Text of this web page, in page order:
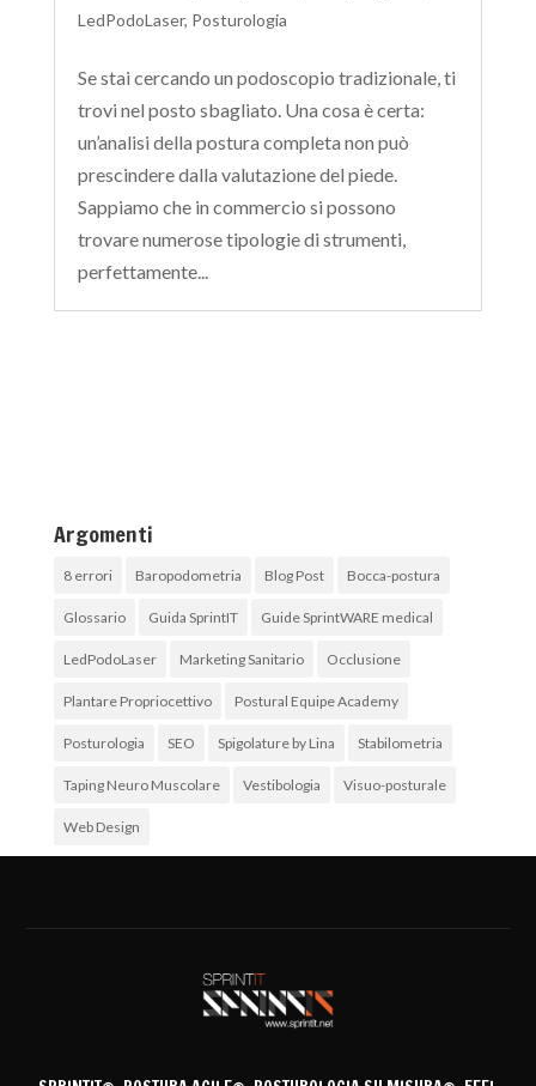
LedPodoLaser, Posturologia
Se stai cercando un podoscopio tradizionale, ti
trovi nel posto sbagliato. Una cosa è certa:
un’analisi della postura completa non può
prescindere dalla valutazione del piede.
Sappiamo che in commercio si possono
trovare numerose tipologie di strumenti,
perfettamente...
Argomenti
8 errori Baropodometria Blog Post Bocca-postura
Glossario Guida SprintIT Guide SprintWARE medical
LedPodoLaser Marketing Sanitario Occlusione
Plantare Propriocettivo Postural Equipe Academy
Posturologia SEO Spigolature by Lina Stabilometria
Taping Neuro Muscolare Vestibologia Visuo-posturale
Web Design
Archivi